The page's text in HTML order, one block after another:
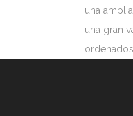
una
una gran